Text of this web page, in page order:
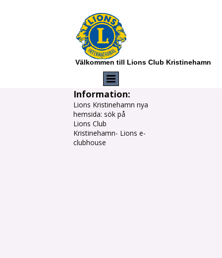
Välkommen till Lions Club Kristinehamn
Information:
Lions Kristinehamn nya
hemsida: sök på
Lions Club
Kristinehamn- Lions e-
clubhouse